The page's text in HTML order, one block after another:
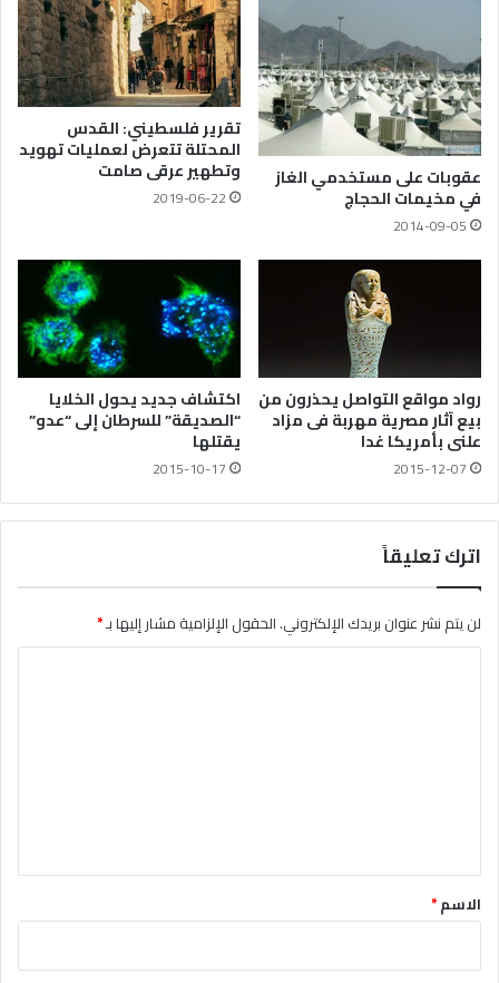
عقوبات على مستخدمي الغاز
في مخيمات الحجاج
2014-09-05
تقرير فلسطيني: القدس
المحتلة تتعرض لعمليات تهويد
وتطهير عرقى صامت
2019-06-22
رواد مواقع التواصل يحذرون من
بيع آثار مصرية مهربة فى مزاد
علنى بأمريكا غدا
2015-12-07
اكتشاف جديد يحول الخلايا
“الصديقة” للسرطان إلى “عدو”
يقتلها
2015-10-17
اترك تعليقاً
لن يتم نشر عنوان بريدك الإلكتروني.الحقول الإلزامية مشار إليها بـ*
*الاسم*